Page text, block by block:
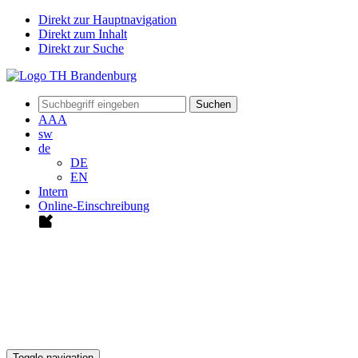
Direkt zur Hauptnavigation
Direkt zum Inhalt
Direkt zur Suche
Suchen
AAA
sw
de
DE
EN
Intern
Online-Einschreibung